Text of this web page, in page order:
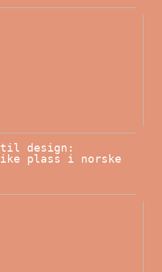
til design:
plass i norske